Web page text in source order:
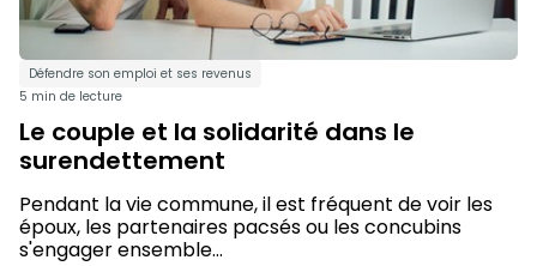
Défendre son emploi et ses revenus
5 min de lecture
Le couple et la solidarité dans le
surendettement
Pendant la vie commune, il est fréquent de voir les
époux, les partenaires pacsés ou les concubins
s'engager ensemble...